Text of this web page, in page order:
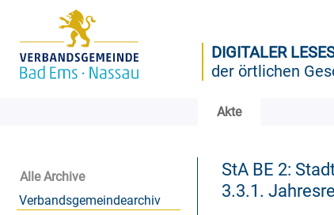
DIGITALER
der örtlichen
Akte
Alle Archive
Verbandsgemeindearchiv
StA BE 2:
3.3.1.